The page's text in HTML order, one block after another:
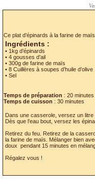
Ce plat d’épinards à la farine de
Ingrédients :
• 1kg d’épinards
• 4 gousses d’ail
• 300g de farine de maïs
• 8 Cuillères à soupes d’huile d’olive
• Sel
Temps de préparation : 20 minutes
Temps de cuisson : 30 minutes
Dans une casserole, versez un
Dès que l’eau bout, versez les
Retirez du feu. Retirez de la
la farine de maïs. Mélanger bien
doux pendant 15 minutes en
Régalez vous !